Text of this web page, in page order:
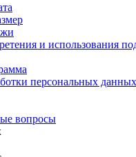
и использования
персональных данных
вопросы